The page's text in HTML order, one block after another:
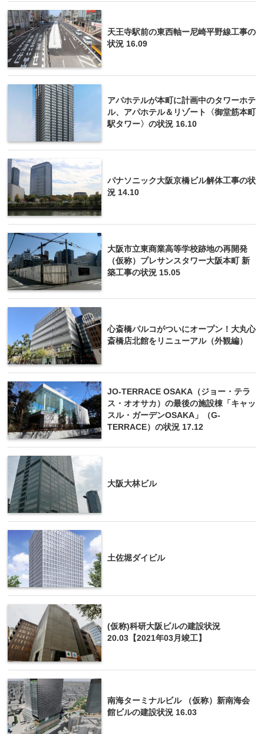
天王寺駅前の東西軸ー尼崎平野線工事の
状況 16.09
アパホテルが本町に計画中のタワーホテ
ル、アパホテル＆リゾート〈御堂筋本町
駅タワー〉の状況 16.10
パナソニック大阪京橋ビル解体工事の状
況 14.10
大阪市立東商業高等学校跡地の再開発
（仮称）プレサンスタワー大阪本町 新
築工事の状況 15.05
心斎橋パルコがついにオープン！大丸心
斎橋店北館をリニューアル（外観編）
JO-TERRACE OSAKA（ジョー・テラ
ス・オオサカ）の最後の施設棟「キャッ
スル・ガーデンOSAKA」（G-
TERRACE）の状況 17.12
大阪大林ビル
土佐堀ダイビル
(仮称)科研大阪ビルの建設状況
20.03【2021年03月竣工】
南海ターミナルビル （仮称）新南海会
館ビルの建設状況 16.03